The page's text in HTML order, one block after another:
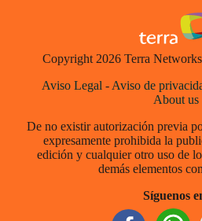
Copyright 2026 Terra
Aviso Legal - Aviso de
About us
De no existir autorización previa
expresamente prohibida la
edición y cualquier otro uso de
demás elementos
Síguenos